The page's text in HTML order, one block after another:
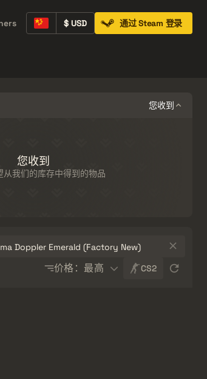
$ USD 通过 Steam 登录
您收到
您收到
从我们的库存中得到的物品
价格：最高 CS2